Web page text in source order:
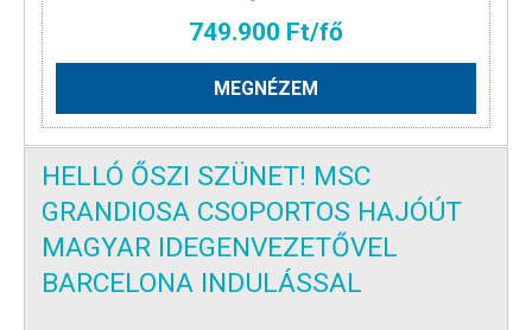
749.900 Ft/fő
MEGNÉZEM
HELLÓ ŐSZI SZÜNET! MSC
GRANDIOSA CSOPORTOS HAJÓÚT
MAGYAR IDEGENVEZETŐVEL
BARCELONA INDULÁSSAL